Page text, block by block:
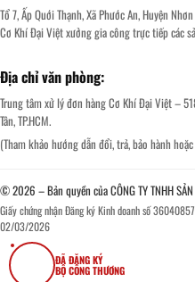
Tổ 7, Ấp Quới Thạnh, Xã Phước An, Huyện
Cơ Khí Đại Việt xưởng gia công trực tiếp các
Địa chỉ văn phòng:
Trung tâm xử lý đơn hàng Cơ Khí Đại Việt –
Tân, TP.HCM.
(Tham khảo hướng dẫn đổi, trả, bảo hành
© 2026 – Bản quyền của CÔNG TY TNHH SẢN
Giấy chứng nhận Đăng ký Kinh doanh số
02/03/2026
ĐÃ ĐĂNG KÝ
BỘ CÔNG THƯƠNG